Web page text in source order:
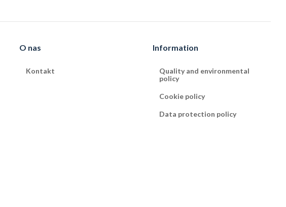
O nas
Kontakt
Information
Quality and environmental
policy
Cookie policy
Data protection policy